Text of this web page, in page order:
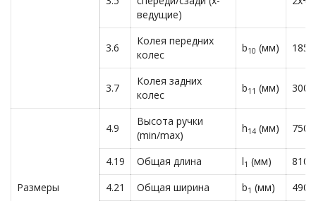
ведущие)
3.6
Колея передних
колес
b10 (мм) 185
3.7
Колея задних
колес
b11 (мм) 300
Размеры
4.9
Высота ручки
(min/max)
h14 (мм) 750/
4.19 Общая длина l1 (мм)
810
4.21
Общая ширина b1 (мм) 490